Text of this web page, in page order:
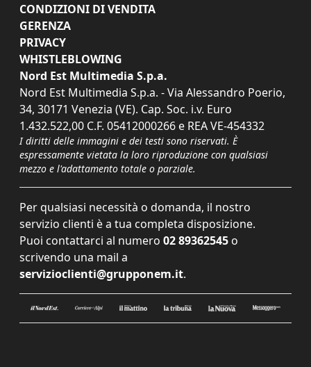
CONDIZIONI DI VENDITA
GERENZA
PRIVACY
WHISTLEBLOWING
Nord Est Multimedia S.p.a.
Nord Est Multimedia S.p.a. - Via Alessandro Poerio,
34, 30171 Venezia (VE). Cap. Soc. i.v. Euro
1.432.522,00 C.F. 05412000266 e REA VE-454332
I diritti delle immagini e dei testi sono riservati. È
espressamente vietata la loro riproduzione con qualsiasi
mezzo e l'adattamento totale o parziale.
Per qualsiasi necessità o domanda, il nostro
servizio clienti è a tua completa disposizione.
Puoi contattarci al numero 02 89362545 o
scrivendo una mail a
servizioclienti@grupponem.it.